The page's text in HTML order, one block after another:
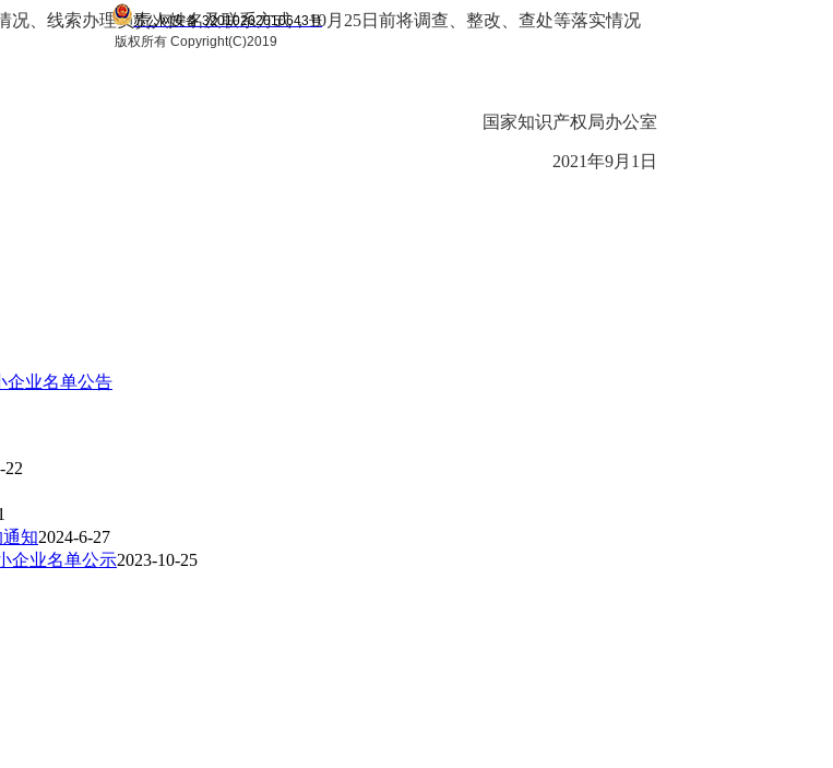
况、线索办理负责人姓名及联系方式，10月25日前将调查、整改、查处等落实情况
国家知识产权局办公室
2021年9月1日
企业名单公告
22
知2024-6-27
企业名单公示2023-10-25
苏公网安备 32010202010643号
版权所有 Copyright(C)2019